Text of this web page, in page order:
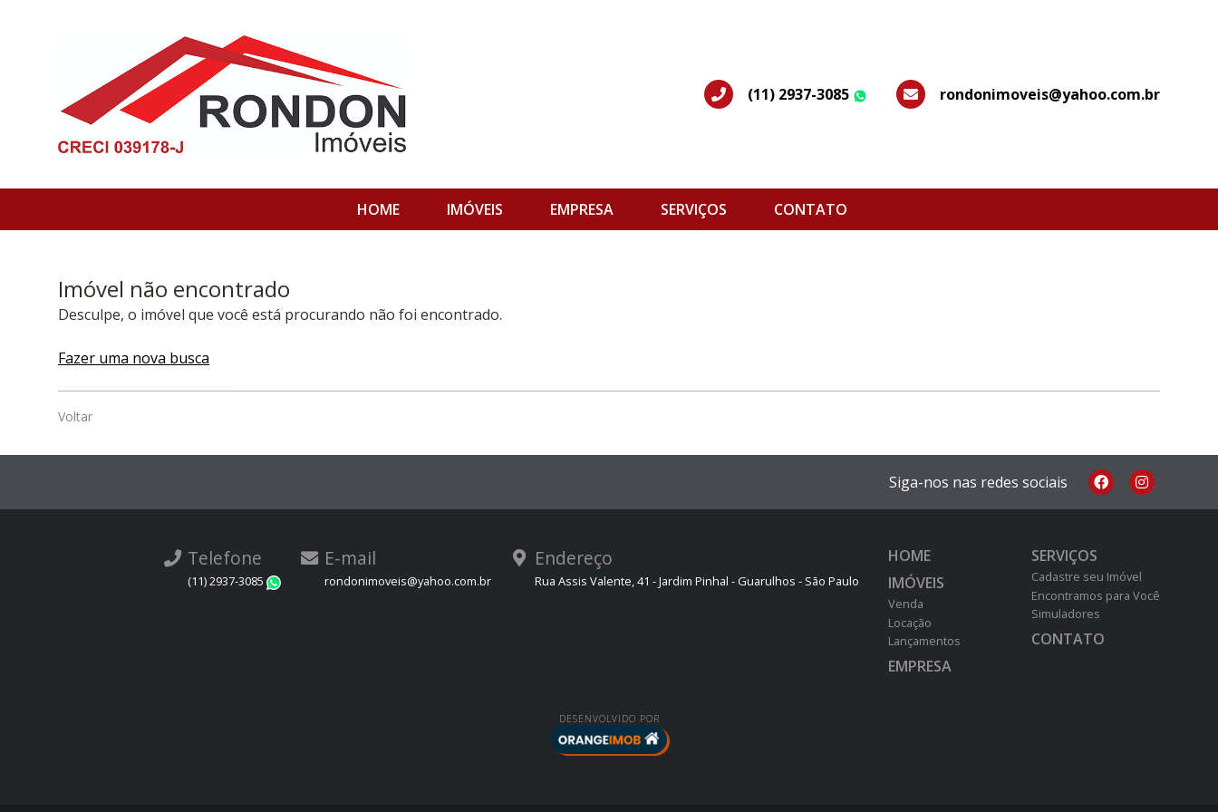
(11) 2937-3085 WhatsApprondonimoveis@yahoo.com.br
HOME IMÓVEIS EMPRESA SERVIÇOS CONTATO
Imóvel não encontrado
Desculpe, o imóvel que você está procurando não foi encontrado.
Fazer uma nova busca
Voltar
Siga-nos nas redes sociais
Telefone
(11) 2937-3085 WhatsApp
E-mail
rondonimoveis@yahoo.com.br
Endereço
Rua Assis Valente, 41 - Jardim Pinhal - Guarulhos - São Paulo
HOME
IMÓVEIS
Venda
Locação
Lançamentos
EMPRESA
SERVIÇOS
Cadastre seu Imóvel
Encontramos para Você
Simuladores
CONTATO
DESENVOLVIDO POR